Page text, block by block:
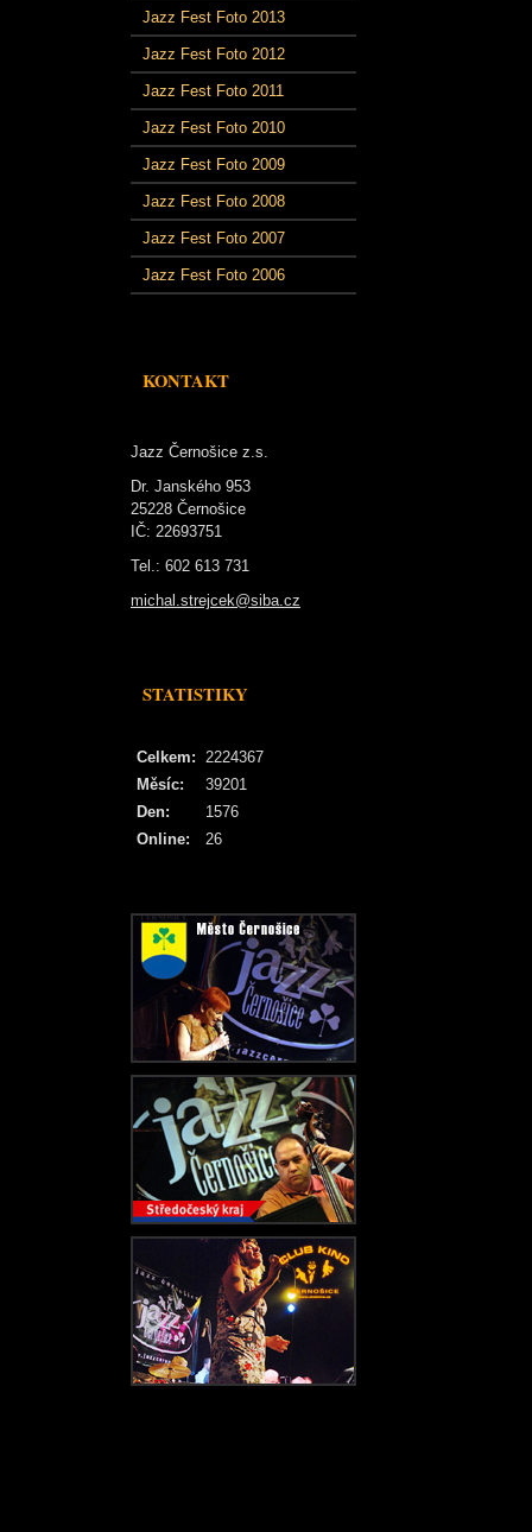
Jazz Fest Foto 2013
Jazz Fest Foto 2012
Jazz Fest Foto 2011
Jazz Fest Foto 2010
Jazz Fest Foto 2009
Jazz Fest Foto 2008
Jazz Fest Foto 2007
Jazz Fest Foto 2006
KONTAKT
Jazz Černošice z.s.
Dr. Janského 953
25228 Černošice
IČ: 22693751
Tel.: 602 613 731
michal.strejcek@siba.cz
STATISTIKY
Online: 26
Celkem: 2224367
Měsíc:
39201
Den:
1576